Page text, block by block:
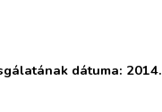
dátuma: 2014.